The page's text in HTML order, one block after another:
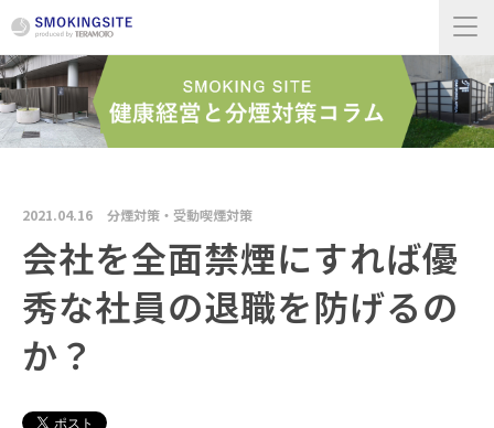
2021.04.16 分煙対策・受動喫煙対策
会社を全面禁煙にすれば優
秀な社員の退職を防げるの
か？